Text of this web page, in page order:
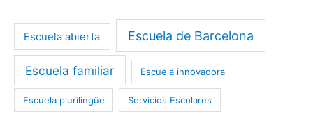
Escuela abierta Escuela de Barcelona
Escuela familiar Escuela innovadora
Escuela plurilingüe Servicios Escolares